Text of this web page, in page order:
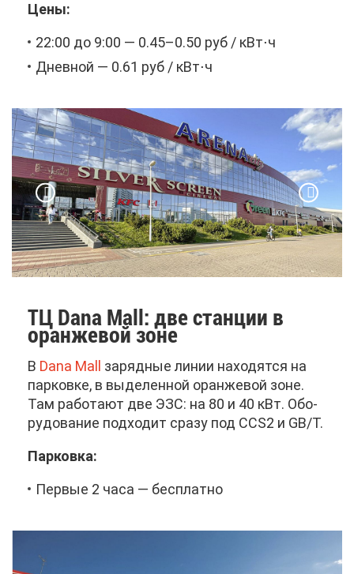
Це­ны:
22:00 до 9:00 — 0.45–0.50 руб / кВт⋅ч
Днев­ной — 0.61 руб / кВт⋅ч
ТЦ Dana Mall: две стан­ции в
оран­же­вой зоне
В Dana Mall
за­ряд­ные ли­нии на­хо­дят­ся на
пар­ков­ке, в вы­де­лен­ной оран­же­вой зоне.
Там ра­бо­та­ют две ЭЗС: на 80 и 40 кВт. Обо­
ру­до­ва­ние под­хо­дит сра­зу под CCS2 и GB/T.
Пар­ков­ка:
Пер­вые 2 ча­са — бес­плат­но